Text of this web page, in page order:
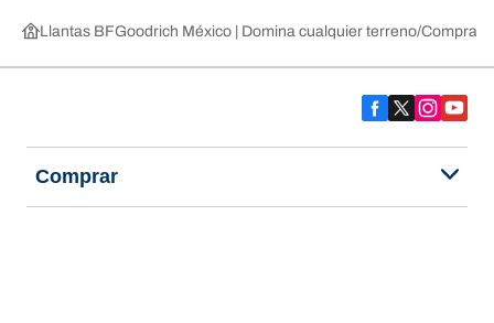
Llantas BFGoodrich México | Domina cualquier terreno Compra
Comprar